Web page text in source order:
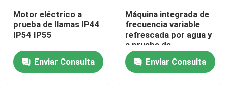
Éntrenos en contacto con
Blog
Motor eléctrico a
prueba de llamas IP44
IP54 IP55
Enviar Consulta
Máquina integrada de
frecuencia variable
refrescada por agua y
a prueba de
explosiones de la serie
YJVFT 800KW IP55
Enviar Consulta